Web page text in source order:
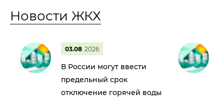
Новости ЖКХ
03.08 2026
В России могут ввести
предельный срок
отключение горячей воды